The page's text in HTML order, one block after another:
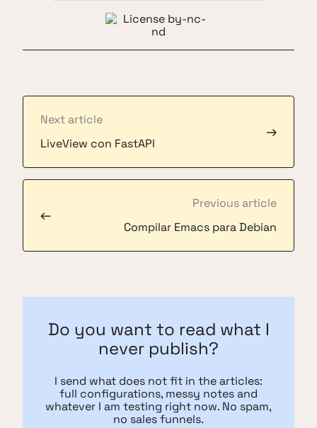
Previous article
Compilar Emacs para Debian
←
Next article
LiveView con FastAPI
→
Do you want to read what I
never publish?
I send what does not fit in the articles:
full configurations, messy notes and
whatever I am testing right now. No spam,
no sales funnels.